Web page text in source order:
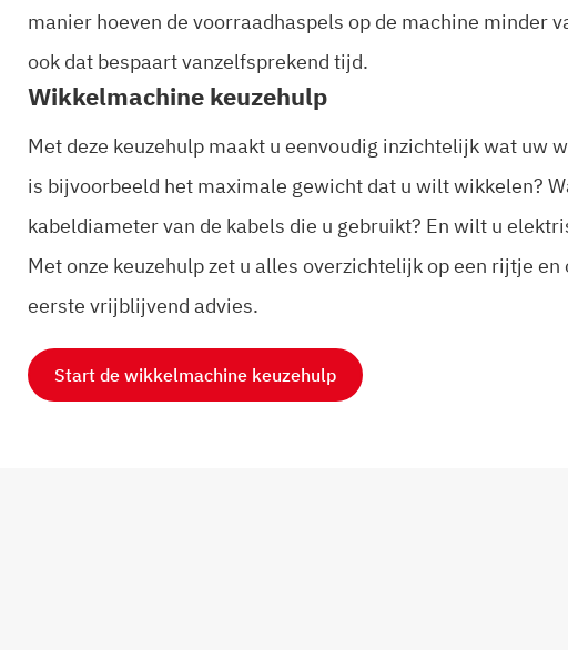
manier hoeven de voorraadhaspels op de machine minder
ook dat bespaart vanzelfsprekend tijd.
Wikkelmachine keuzehulp
Met deze keuzehulp maakt u eenvoudig inzichtelijk wat uw
is bijvoorbeeld het maximale gewicht dat u wilt wikkelen?
kabeldiameter van de kabels die u gebruikt? En wilt u
Met onze keuzehulp zet u alles overzichtelijk op een rijtje en
eerste vrijblijvend advies.
Start de wikkelmachine keuzehulp